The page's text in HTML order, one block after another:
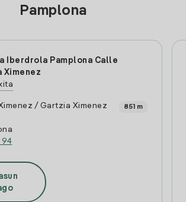
Pamplona
Iberdrola Pamplona Calle
Ximenez
/ Gartzia Ximenez
94
851 m